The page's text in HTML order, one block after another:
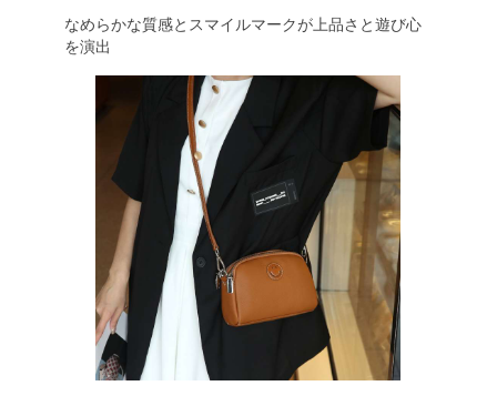
なめらかな質感とスマイルマークが上品さと遊び心
を演出